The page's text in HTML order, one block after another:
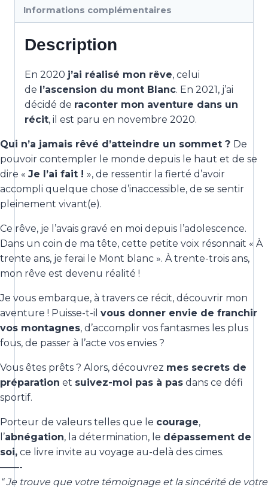
Informations complémentaires
Description
En 2020 j’ai réalisé mon rêve, celui
de l’ascension du mont Blanc. En 2021, j’ai
décidé de raconter mon aventure dans un
récit, il est paru en novembre 2020.
Qui n’a jamais rêvé d’atteindre un sommet ? De
pouvoir contempler le monde depuis le haut et de se
dire « Je l’ai fait ! », de ressentir la fierté d’avoir
accompli quelque chose d’inaccessible, de se sentir
pleinement vivant(e).
Ce rêve, je l’avais gravé en moi depuis l’adolescence.
Dans un coin de ma tête, cette petite voix résonnait « À
trente ans, je ferai le Mont blanc ». À trente-trois ans,
mon rêve est devenu réalité !
Je vous embarque, à travers ce récit, découvrir mon
aventure ! Puisse-t-il vous donner envie de franchir
vos montagnes, d’accomplir vos fantasmes les plus
fous, de passer à l’acte vos envies ?
Vous êtes prêts ? Alors, découvrez mes secrets de
préparation et suivez-moi pas à pas dans ce défi
sportif.
Porteur de valeurs telles que le courage,
l’abnégation, la détermination, le dépassement de
soi, ce livre invite au voyage au-delà des cimes.
——-
“ Je trouve que votre témoignage et la sincérité de votre